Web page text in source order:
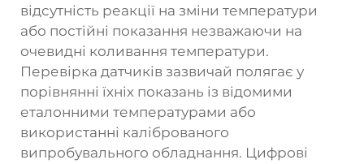
відсутність реакції на зміни температури
або постійні показання незважаючи на
очевидні коливання температури.
Перевірка датчиків зазвичай полягає у
порівнянні їхніх показань із відомими
еталонними температурами або
використанні каліброваного
випробувального обладнання. Цифрові